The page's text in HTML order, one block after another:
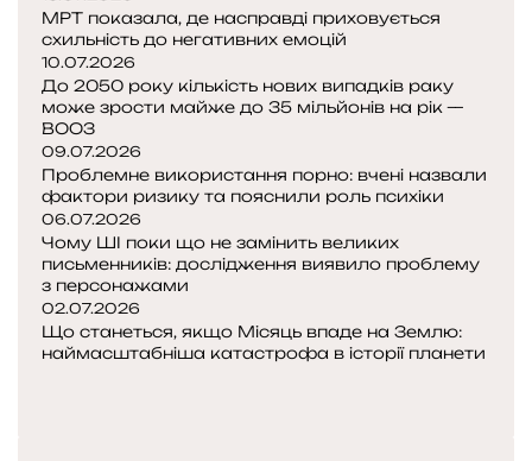
о
р
я
д
ж
е
н
н
я
д
л
я
с
п
е
МРТ показала, де насправді приховується
схильність до негативних емоцій
10.07.2026
До 2050 року кількість нових випадків раку
може зрости майже до 35 мільйонів на рік —
ВООЗ
09.07.2026
Проблемне використання порно: вчені назвали
фактори ризику та пояснили роль психіки
06.07.2026
Чому ШІ поки що не замінить великих
письменників: дослідження виявило проблему
з персонажами
02.07.2026
Що станеться, якщо Місяць впаде на Землю:
наймасштабніша катастрофа в історії планети